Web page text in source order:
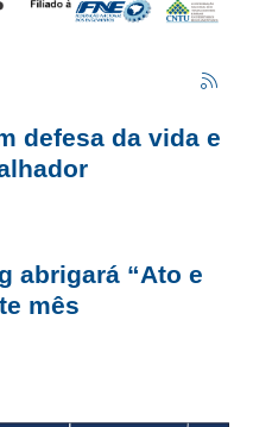
defesa da vida e
abrigará “Ato e
mês